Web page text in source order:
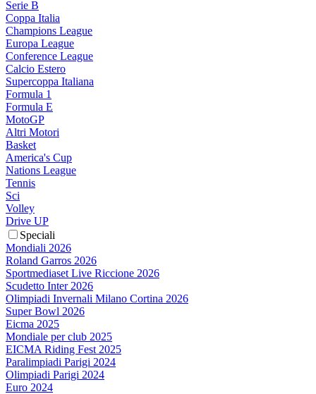
Serie B
Coppa Italia
Champions League
Europa League
Conference League
Calcio Estero
Supercoppa Italiana
Formula 1
Formula E
MotoGP
Altri Motori
Basket
America's Cup
Nations League
Tennis
Sci
Volley
Drive UP
Speciali
Mondiali 2026
Roland Garros 2026
Sportmediaset Live Riccione 2026
Scudetto Inter 2026
Olimpiadi Invernali Milano Cortina 2026
Super Bowl 2026
Eicma 2025
Mondiale per club 2025
EICMA Riding Fest 2025
Paralimpiadi Parigi 2024
Olimpiadi Parigi 2024
Euro 2024